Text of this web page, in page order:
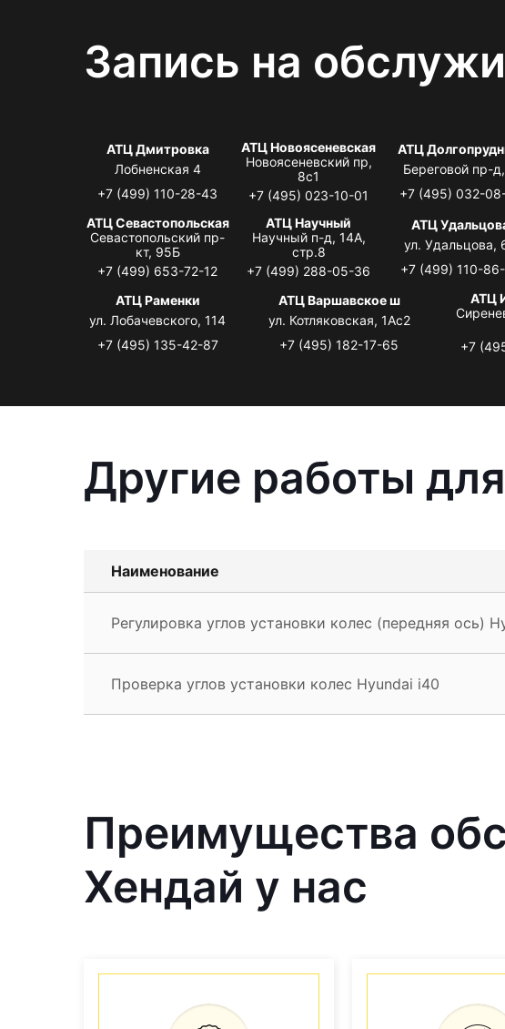
Запись на
АТЦ Дмитровка
Лобненская 4
+7 (499) 110-28-43
АТЦ Новоясеневская
Новоясеневский пр,
8с1
+7 (495) 023-10-01
АТЦ
Береговой пр-
+7 (495) 032-
АТЦ Севастопольская
Севастопольский пр-
кт, 95Б
+7 (499) 653-72-12
АТЦ Научный
Научный п-д, 14А,
стр.8
+7 (499) 288-05-36
АТЦ
ул. Удальцова,
+7 (499) 110-
АТЦ Раменки
ул. Лобачевского, 114
+7 (495) 135-42-87
АТЦ Варшавское ш
ул. Котляковская, 1Ас2
+7 (495) 182-17-65
АТЦ
+7
Другие работы
Наименование
Регулировка углов установки колес (передняя ось)
Проверка углов установки колес Hyundai i40
Преимущества
Хендай у нас